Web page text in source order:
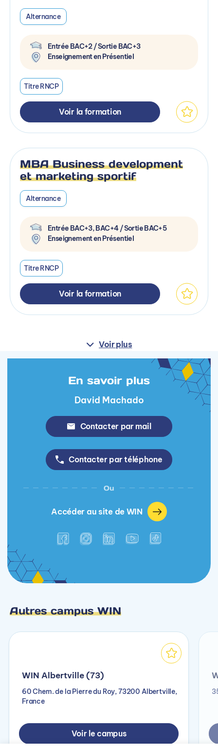
Alternance
Entrée BAC+2 / Sortie BAC+3
Enseignement en Présentiel
Titre RNCP
Voir la formation
MBA Business development
et marketing sportif
Alternance
Entrée BAC+3, BAC+4 / Sortie BAC+5
Enseignement en Présentiel
Titre RNCP
Voir la formation
Voir plus
En savoir plus
David Machado
Contacter par mail
Contacter par téléphone
Ou
Accéder au site de WIN
Autres campus WIN
WIN Albertville (73)
60 Chem. de la Pierre du Roy, 73200 Albertville,
France
Voir le campus